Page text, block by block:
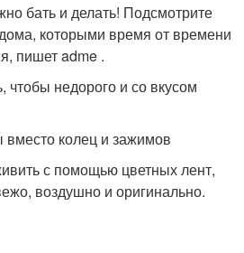
бать и делать! Подсмотрите
которыми время от времени
пишет adme .
чтобы недорого и со вкусом
вместо колец и зажимов
с помощью цветных лент,
воздушно и оригинально.